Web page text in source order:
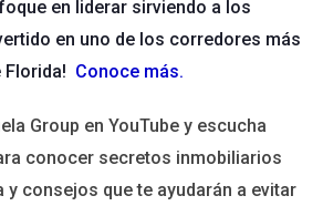
equipados con las habilidades
los retos del mercado inmobiliario
de una empresa se mide en la
en sus personas."
en liderar sirviendo a los
en uno de los corredores más
Conoce más.
Group en YouTube y escucha
conocer secretos inmobiliarios
y consejos que te ayudarán a evitar